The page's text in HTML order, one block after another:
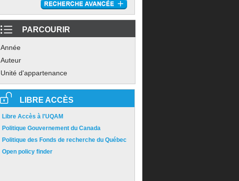
PARCOURIR
Année
Auteur
Unité d'appartenance
LIBRE ACCÈS
Libre Accès à l'UQAM
Politique Gouvernement du Canada
Politique des Fonds de recherche du Québec
Open policy finder